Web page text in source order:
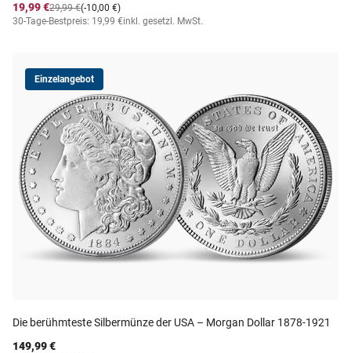
19,99 €
(-10,00 €)
29,99 €
30-Tage-Bestpreis: 19,99 €inkl. gesetzl. MwSt.
Einzelangebot
Die berühmteste Silbermünze der USA – Morgan Dollar 1878-1921
149,99 €